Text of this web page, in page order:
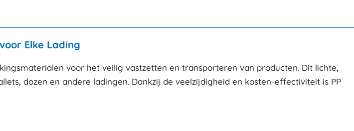
Elke Lading
voor het veilig vastzetten en transporteren van producten. Dit lichte,
dozen en andere ladingen. Dankzij de veelzijdigheid en kosten-effectiviteit is PP